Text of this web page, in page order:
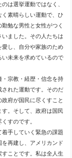
は選挙運動ではなく、
く素晴らしい運動で、ひ
勤勉な男性と女性がつく
いました。その人たちは
愛し、自分や家族のため
い未来を求めているので
宗教・経歴・信念を持
された運動です。そのだ
府が国民に尽くすこと
す。そして、政府は国民
すのです。
手していく緊急の課題
を再建し、アメリカンド
すことです。私は全人生